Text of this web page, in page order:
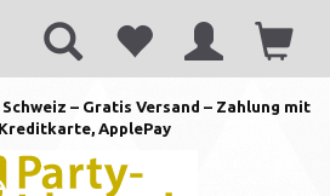
– Gratis Versand – Zahlung mit
ApplePay